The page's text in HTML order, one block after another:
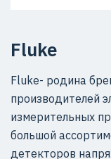
Fluke
Fluke- родина
производителей
измерительных
большой
детекторов